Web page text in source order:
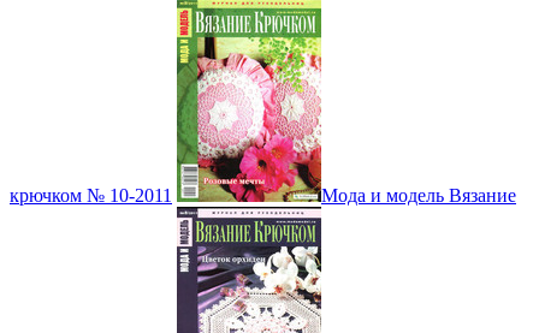
крючком № 10-2011 Мода и модель Вязание